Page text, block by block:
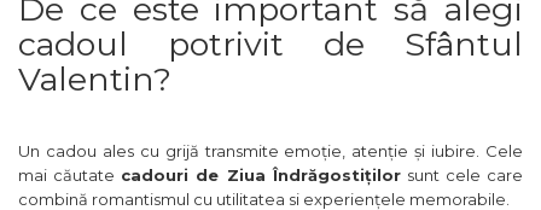
De ce este important să alegi
cadoul potrivit de Sfântul
Valentin?
Un cadou ales cu grijă transmite emoție, atenție și iubire. Cele
mai căutate cadouri de Ziua Îndrăgostițilorsunt cele care
combină romantismul cu utilitatea si experiențele memorabile.